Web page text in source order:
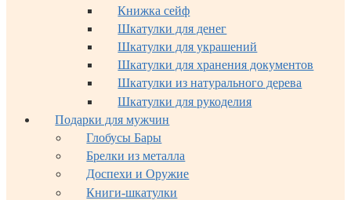
Книжка сейф
Шкатулки для денег
Шкатулки для украшений
Шкатулки для хранения документов
Шкатулки из натурального дерева
Шкатулки для рукоделия
Подарки для мужчин
Глобусы Бары
Брелки из металла
Доспехи и Оружие
Книги-шкатулки